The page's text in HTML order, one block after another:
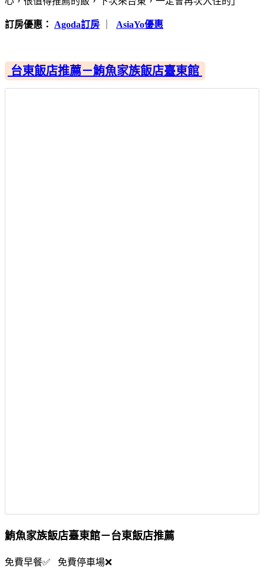
訂房優惠： Agoda訂房 AsiaYo優惠
台東飯店推薦－鮪魚家族飯店臺東館
鮪魚家族飯店臺東館－台東飯店推薦
免費早餐✅ 免費停車場❌